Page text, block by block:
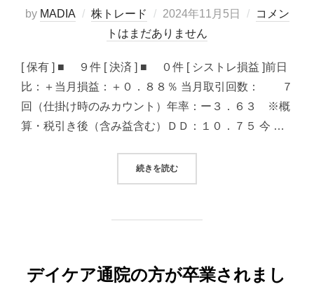
by MADIA 株トレード
投
稿
2024年11月5日
コメン
トはまだありません
[ 保有 ] ■ ９件 [ 決済 ] ■ ０件 [ シストレ損益 ]前日
比：＋当月損益：＋０．８８％ 当月取引回数： ７
回（仕掛け時のみカウント）年率：ー３．６３ ※概
算・税引き後（含み益含む）ＤＤ：１０．７５ 今 …
続きを読む“2024/11/05 システムトレード（
デイケア通院の方が卒業されまし